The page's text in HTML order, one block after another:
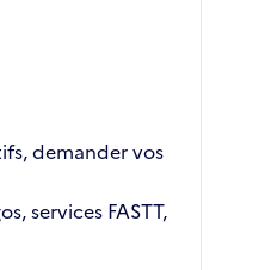
demander vos
services FASTT,